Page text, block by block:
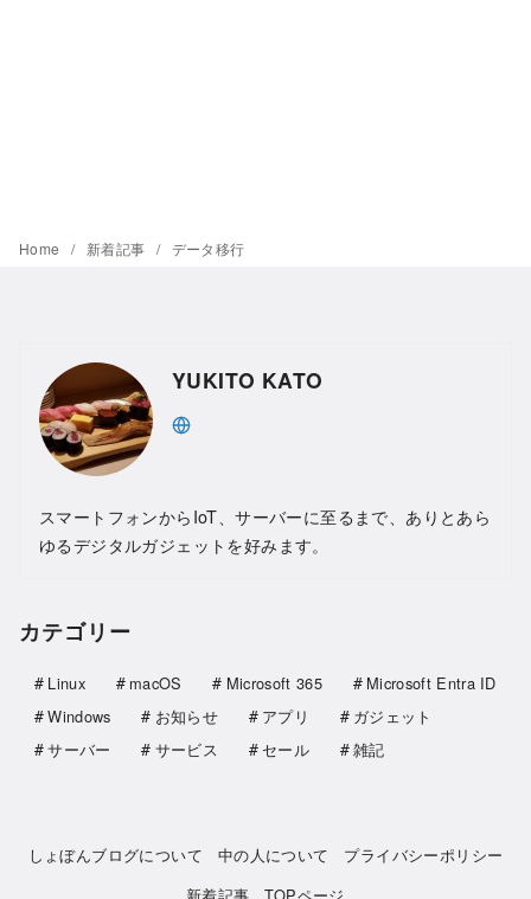
Home 新着記事 データ移行
YUKITO KATO
スマートフォンからIoT、サーバーに至るまで、ありとあら
ゆるデジタルガジェットを好みます。
カテゴリー
Linux macOS Microsoft 365
Microsoft Entra ID
Windows
お知らせ アプリ
ガジェット
サーバー
サービス セール 雑記
しょぼんブログについて 中の人について
プライバシーポリシー